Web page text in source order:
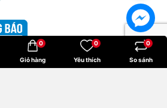
Giỏ hàng
0
Yêu thích
0
So sánh
0